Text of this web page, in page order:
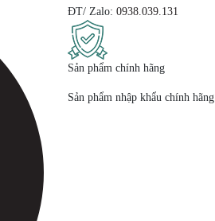
ĐT/ Zalo: 0938.039.131
Sản phẩm chính hãng
Sản phẩm nhập khẩu chính hãng